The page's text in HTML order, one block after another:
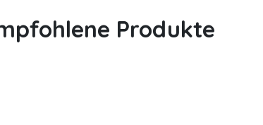
Produkte